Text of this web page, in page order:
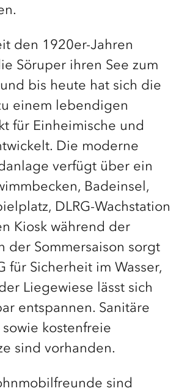
den 1920er-Jahren
Söruper ihren See zum
und bis heute hat sich die
einem lebendigen
für Einheimische und
Die moderne
verfügt über ein
Badeinsel,
DLRG-Wachstation
Kiosk während der
der Sommersaison sorgt
für Sicherheit im Wasser,
Liegewiese lässt sich
entspannen. Sanitäre
kostenfreie
sind vorhanden.
sind